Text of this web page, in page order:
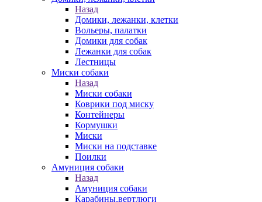
Назад
Домики, лежанки, клетки
Вольеры, палатки
Домики для собак
Лежанки для собак
Лестницы
Миски собаки
Назад
Миски собаки
Коврики под миску
Контейнеры
Кормушки
Миски
Миски на подставке
Поилки
Амуниция собаки
Назад
Амуниция собаки
Карабины,вертлюги